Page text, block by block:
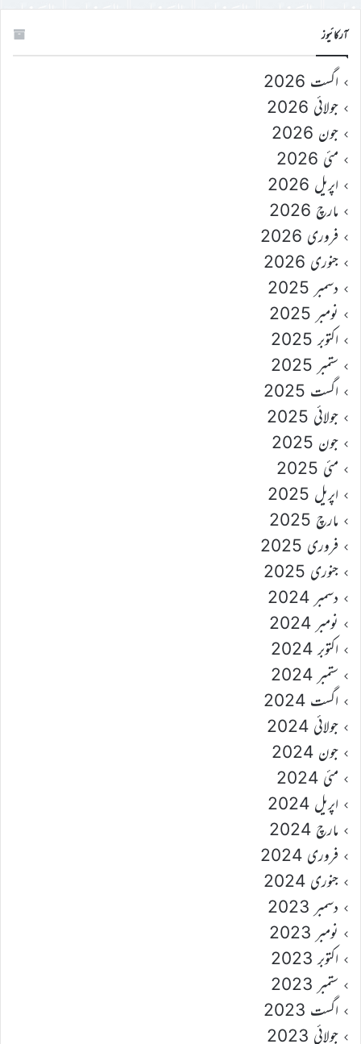
آرکائیوز
اگست 2026
جولائی 2026
جون 2026
مئی 2026
اپریل 2026
مارچ 2026
فروری 2026
جنوری 2026
دسمبر 2025
نومبر 2025
اکتوبر 2025
ستمبر 2025
اگست 2025
جولائی 2025
جون 2025
مئی 2025
اپریل 2025
مارچ 2025
فروری 2025
جنوری 2025
دسمبر 2024
نومبر 2024
اکتوبر 2024
ستمبر 2024
اگست 2024
جولائی 2024
جون 2024
مئی 2024
اپریل 2024
مارچ 2024
فروری 2024
جنوری 2024
دسمبر 2023
نومبر 2023
اکتوبر 2023
ستمبر 2023
اگست 2023
جولائی 2023